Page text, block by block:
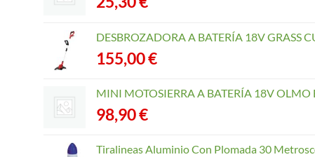
DESBROZADORA A BATERÍA 18V GRASS
155,00€
MINI MOTOSIERRA A BATERÍA 18V OLMO
98,90€
Tiralineas Aluminio Con Plomada 30